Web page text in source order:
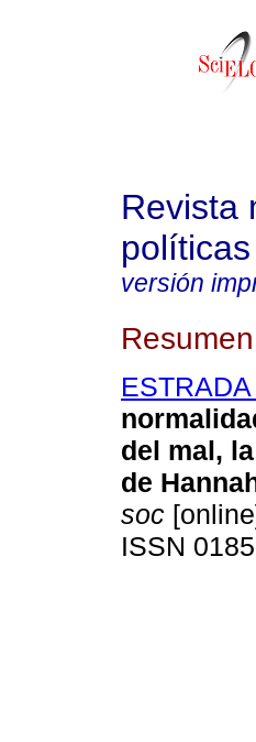
Revista
versión
Resumen
del mal,
de
soc
ISSN